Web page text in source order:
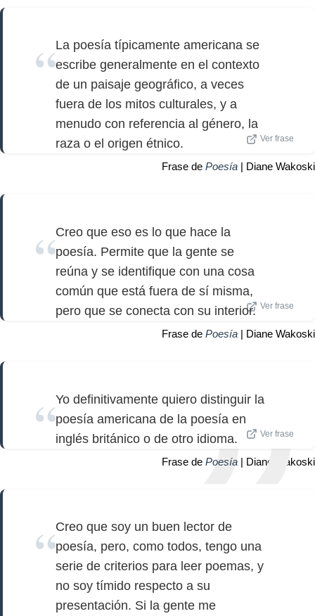
La poesía típicamente americana se
escribe generalmente en el contexto
de un paisaje geográfico, a veces
fuera de los mitos culturales, y a
menudo con referencia al género, la
raza o el origen étnico.
Ver frase
Frase de Poesía | Diane Wakoski
Creo que eso es lo que hace la
poesía. Permite que la gente se
reúna y se identifique con una cosa
común que está fuera de sí misma,
pero que se conecta con su interior. Ver frase
Frase de Poesía | Diane Wakoski
Yo definitivamente quiero distinguir la
poesía americana de la poesía en
inglés británico o de otro idioma.
Ver frase
Frase de Poesía | Diane Wakoski
Creo que soy un buen lector de
poesía, pero, como todos, tengo una
serie de criterios para leer poemas, y
no soy tímido respecto a su
presentación. Si la gente me